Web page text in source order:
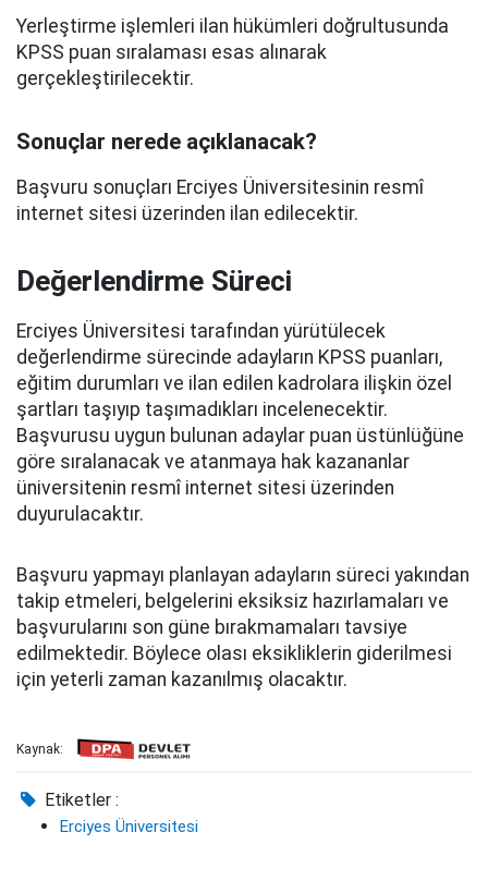
Yerleştirme işlemleri ilan hükümleri doğrultusunda
KPSS puan sıralaması esas alınarak
gerçekleştirilecektir.
Sonuçlar nerede açıklanacak?
Başvuru sonuçları Erciyes Üniversitesinin resmî
internet sitesi üzerinden ilan edilecektir.
Değerlendirme Süreci
Erciyes Üniversitesi tarafından yürütülecek
değerlendirme sürecinde adayların KPSS puanları,
eğitim durumları ve ilan edilen kadrolara ilişkin özel
şartları taşıyıp taşımadıkları incelenecektir.
Başvurusu uygun bulunan adaylar puan üstünlüğüne
göre sıralanacak ve atanmaya hak kazananlar
üniversitenin resmî internet sitesi üzerinden
duyurulacaktır.
Başvuru yapmayı planlayan adayların süreci yakından
takip etmeleri, belgelerini eksiksiz hazırlamaları ve
başvurularını son güne bırakmamaları tavsiye
edilmektedir. Böylece olası eksikliklerin giderilmesi
için yeterli zaman kazanılmış olacaktır.
Kaynak:
Etiketler :
Erciyes Üniversitesi